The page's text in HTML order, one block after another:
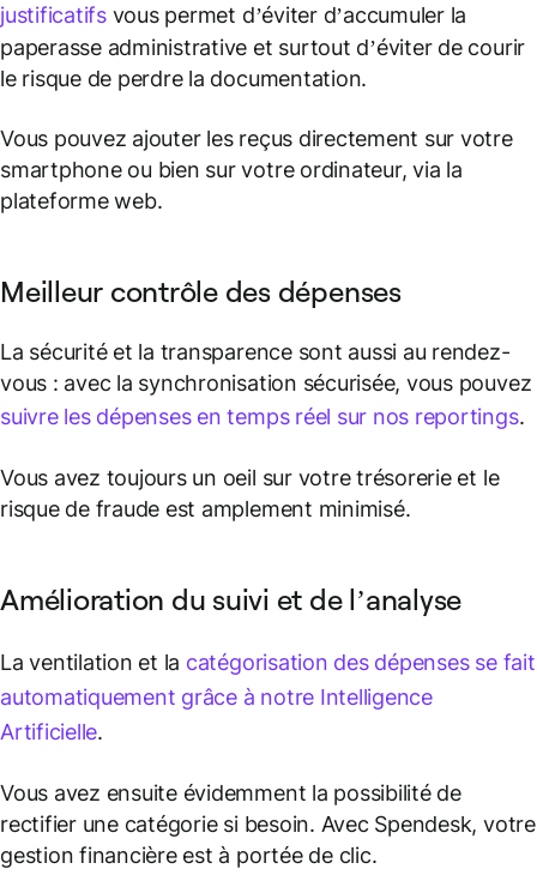
justificatifsvous permet d’éviter d’accumuler la
paperasse administrative et surtout d’éviter de courir
le risque de perdre la documentation.
Vous pouvez ajouter les reçus directement sur votre
smartphone ou bien sur votre ordinateur, via la
plateforme web.
Meilleur contrôle des dépenses
La sécurité et la transparence sont aussi au rendez-
vous : avec la synchronisation sécurisée, vous pouvez
suivre les dépenses en temps réel sur nos reportings.
Vous avez toujours un oeil sur votre trésorerie et le
risque de fraude est amplement minimisé.
Amélioration du suivi et de l’analyse
La ventilation et la catégorisation des dépenses se fait
automatiquement grâce à notre Intelligence
Artificielle.
Vous avez ensuite évidemment la possibilité de
rectifier une catégorie si besoin. Avec Spendesk, votre
gestion financière est à portée de clic.